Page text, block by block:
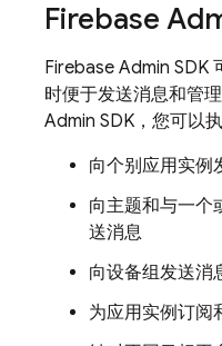
Firebase
Firebase Admin SDK
时便于发送消息和管
Admin SDK ，您可以
向个别应用实例
向主题和与一个
送消息
向设备组发送消
为应用实例订阅